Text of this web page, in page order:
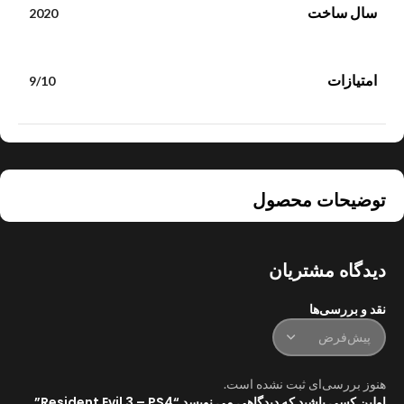
توضیحات محصول
سال ساخت 2020
امتیازات 9/10
دیدگاه مشتریان
نقد و بررسی‌ها
هنوز بررسی‌ای ثبت نشده است.